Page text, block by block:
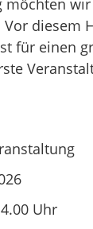
möchten
diesem
für einen
Uhr